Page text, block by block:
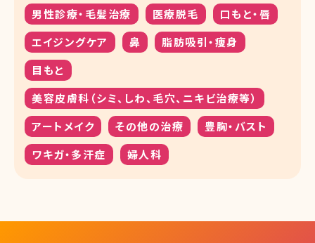
男性診療・毛髪治療
医療脱毛
口もと・唇
エイジングケア
鼻
脂肪吸引・痩身
目もと
美容皮膚科（シミ、しわ、毛穴、ニキビ治療等）
アートメイク
その他の治療
豊胸・バスト
ワキガ・多汗症
婦人科